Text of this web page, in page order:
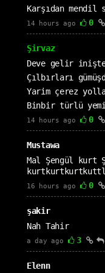
Karşıdan mendil
14 hours ago 0
Şirvaz
Deve gelir
Çılbırları
Yarim çerez
Binbir türlü
14 hours ago 0
Mustawa
Mal Şengül kurt
16 hours ago 0
şakir
Nah Tahir
a day ago 3
Elenn